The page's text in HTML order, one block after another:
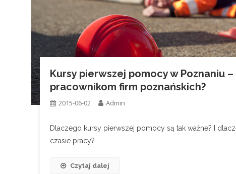
Kursy pierwszej pomocy w Poznaniu
pracownikom firm poznańskich?
2015-06-02 Admin
Dlaczego kursy pierwszej pomocy są tak ważne? I
czasie pracy?
Czytaj dalej